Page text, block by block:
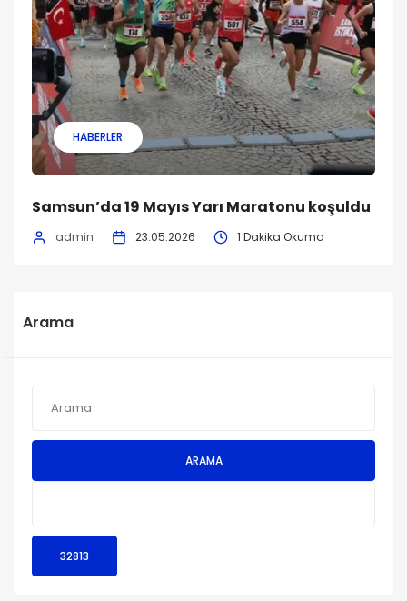
HABERLER
Samsun’da 19 Mayıs Yarı Maratonu koşuldu
admin 23.05.2026 1 Dakika Okuma
Arama
ARAMA